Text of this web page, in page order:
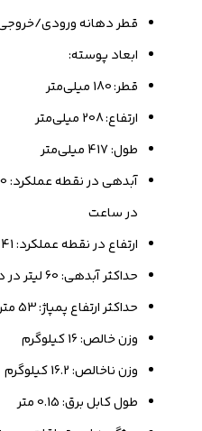
قطر دهانه ورودی/خروجی: 1
ابعاد پوسته:
قطر: 180 میلی‌متر
ارتفاع: 208 میلی‌متر
طول: 417 میلی‌متر
در ساعت
ارتفاع در نقطه عملکرد: 41 متر
حداکثر آبدهی: 60 لیتر در دقیقه / 3.6 متر مکعب در ساعت
حداکثر ارتفاع پمپاژ: 53 متر
وزن خالص: 16 کیلوگرم
وزن ناخالص: 16.2 کیلوگرم
طول کابل برق: 0.15 متر